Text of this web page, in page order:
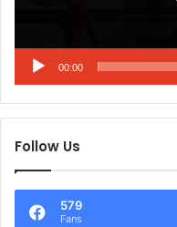
00:00
Follow Us
579
Fans